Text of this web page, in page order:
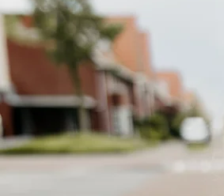
4,7 (baseret på +15.000
Vores gaver inspirerer. Kunderne
Gratis kort med hilsen
Lav noget særligt i blot få trin – med